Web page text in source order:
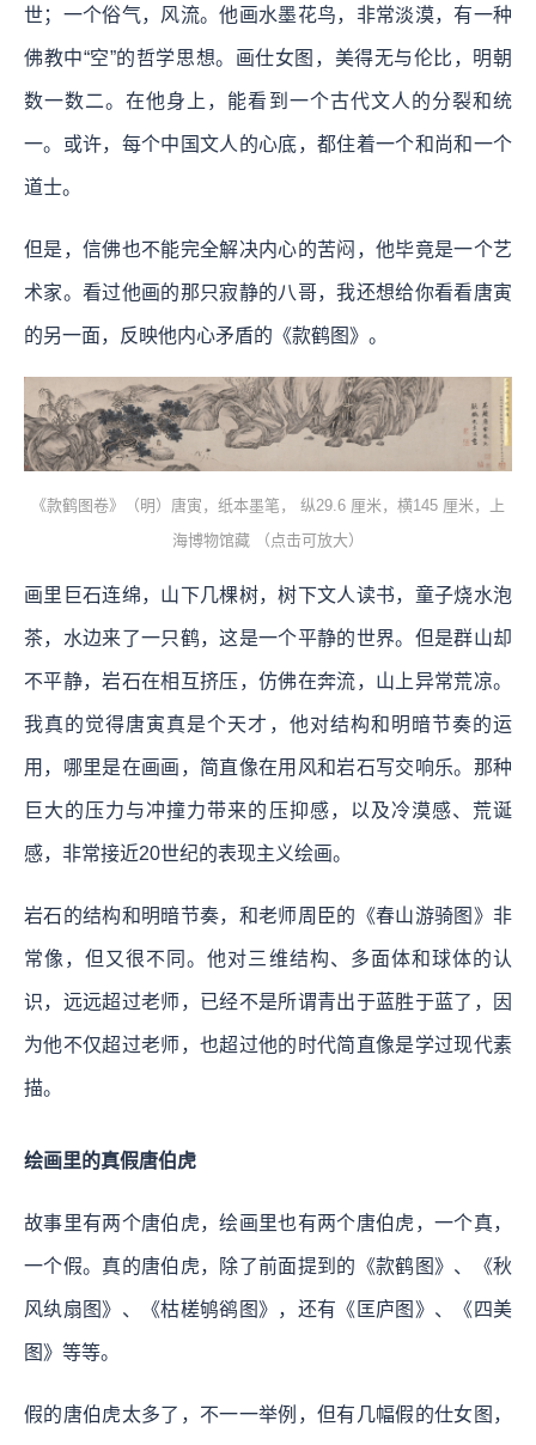
世；一个俗气，风流。他画水墨花鸟，非常淡漠，有一种
佛教中“空”的哲学思想。画仕女图，美得无与伦比，明朝
数一数二。在他身上，能看到一个古代文人的分裂和统
一。或许，每个中国文人的心底，都住着一个和尚和一个
道士。
但是，信佛也不能完全解决内心的苦闷，他毕竟是一个艺
术家。看过他画的那只寂静的八哥，我还想给你看看唐寅
的另一面，反映他内心矛盾的《款鹤图》。
《款鹤图卷》（明）唐寅，纸本墨笔， 纵29.6 厘米，横145 厘米，上
海博物馆藏 （点击可放大）
画里巨石连绵，山下几棵树，树下文人读书，童子烧水泡
茶，水边来了一只鹤，这是一个平静的世界。但是群山却
不平静，岩石在相互挤压，仿佛在奔流，山上异常荒凉。
我真的觉得唐寅真是个天才，他对结构和明暗节奏的运
用，哪里是在画画，简直像在用风和岩石写交响乐。那种
巨大的压力与冲撞力带来的压抑感，以及冷漠感、荒诞
感，非常接近20世纪的表现主义绘画。
岩石的结构和明暗节奏，和老师周臣的《春山游骑图》非
常像，但又很不同。他对三维结构、多面体和球体的认
识，远远超过老师，已经不是所谓青出于蓝胜于蓝了，因
为他不仅超过老师，也超过他的时代简直像是学过现代素
描。
绘画里的真假唐伯虎
故事里有两个唐伯虎，绘画里也有两个唐伯虎，一个真，
一个假。真的唐伯虎，除了前面提到的《款鹤图》、《秋
风纨扇图》、《枯槎鸲鹆图》，还有《匡庐图》、《四美
图》等等。
假的唐伯虎太多了，不一一举例，但有几幅假的仕女图，